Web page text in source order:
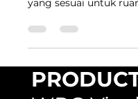
Kenali keunggulan
yang sesuai untuk